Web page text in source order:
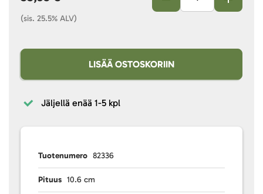
(sis. 25.5% ALV)
LISÄÄ OSTOSKORIIN
Jäljellä enää 1-5 kpl
Tuotenumero 82336
Pituus 10.6 cm